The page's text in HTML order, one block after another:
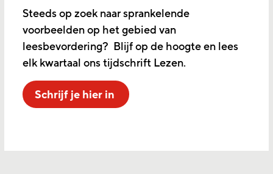
Steeds op zoek naar sprankelende
voorbeelden op het gebied van
leesbevordering? Blijf op de hoogte en lees
elk kwartaal ons tijdschrift Lezen.
Schrijf je hier in